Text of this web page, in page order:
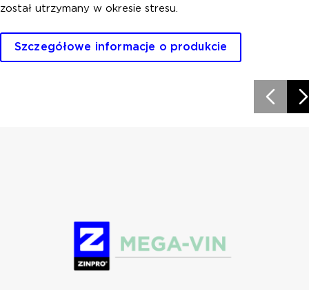
został utrzymany w okresie stresu.
Szczegółowe informacje o produkcie